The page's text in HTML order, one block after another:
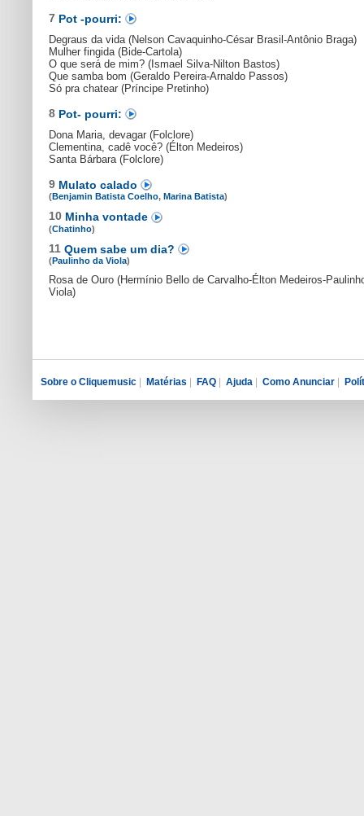
7 Pot -pourri:
Degraus da vida (Nelson Cavaquinho-César Brasil-Antônio Braga)
Mulher fingida (Bide-Cartola)
O que será de mim? (Ismael Silva-Nilton Bastos)
Que samba bom (Geraldo Pereira-Arnaldo Passos)
Só pra chatear (Príncipe Pretinho)
8 Pot- pourri:
Dona Maria, devagar (Folclore)
Clementina, cadê você? (Élton Medeiros)
Santa Bárbara (Folclore)
9 Mulato calado
(Benjamin Batista Coelho, Marina Batista)
10 Minha vontade
(Chatinho)
11 Quem sabe um dia?
(Paulinho da Viola)
Rosa de Ouro (Hermínio Bello de Carvalho-Élton Medeiros-
Viola)
Sobre o Cliquemusic Matérias FAQ Ajuda Como Anunciar